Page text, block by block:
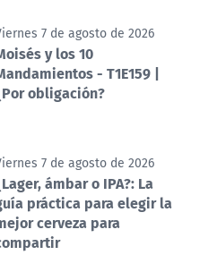
7 de agosto de 2026
y los 10
- T1E159 |
obligación?
7 de agosto de 2026
ámbar o IPA?: La
práctica para elegir la
cerveza para